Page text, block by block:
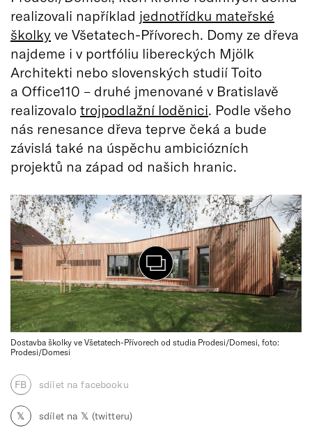
realizovali například jednotřídku mateřské
školky ve Všetatech-Přívorech. Domy ze dřeva
najdeme i v portfóliu libereckých Mjölk
Architekti nebo slovenských studií Toito
a Office110 – druhé jmenované v Bratislavě
realizovalo trojpodlažní loděnici. Podle všeho
nás renesance dřeva teprve čeká a bude
závislá také na úspěchu ambiciózních
projektů na západ od našich hranic.
Dostavba školky ve Všetatech-Přívorech od studia Prodesi/Domesi, foto:
Prodesi/Domesi
FB sdílet na facebooku
𝕏 sdílet na 𝕏 (twitteru)